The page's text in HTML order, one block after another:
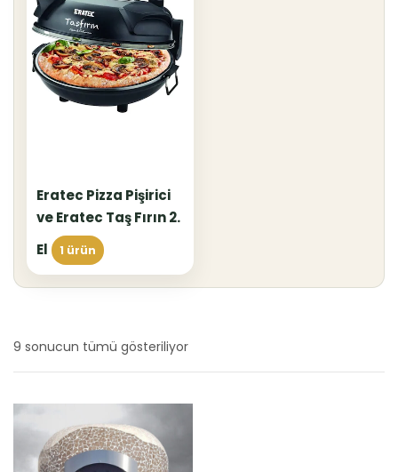
Eratec Pizza Pişirici
ve Eratec Taş Fırın 2.
El
1 ürün
9 sonucun tümü gösteriliyor